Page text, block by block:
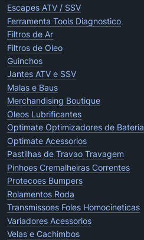
Escapes ATV / SSV
Ferramenta Tools Diagnostico
Filtros de Ar
Filtros de Oleo
Guinchos
Jantes ATV e SSV
Malas e Baus
Merchandising Boutique
Oleos Lubrificantes
Optimate Optimizadores de Bateria
Optimate Acessorios
Pastilhas de Travao Travagem
Pinhoes Cremalheiras Correntes
Protecoes Bumpers
Rolamentos Roda
Transmissoes Foles Homocineticas
Variadores Acessorios
Velas e Cachimbos